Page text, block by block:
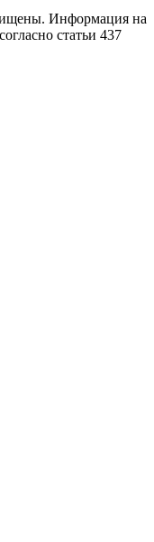
Информация на
статьи 437